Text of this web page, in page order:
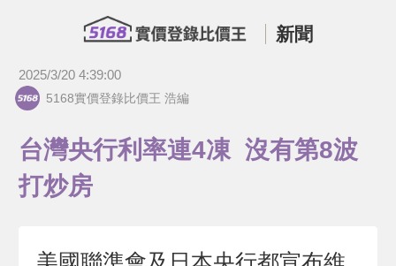
新聞
2025/3/20 4:39:00
5168實價登錄比價王 浩編
台灣央行利率連4凍 沒有第8波
打炒房